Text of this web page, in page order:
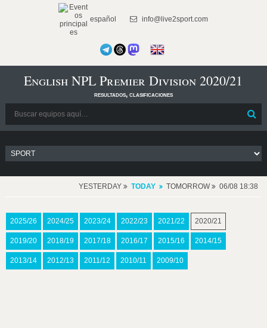
español info@live2sport.com
English NPL Premier Division 2020/21
resultados, clasificaciones
YESTERDAY TODAY TOMORROW 06/08 18:38
2025/26 2024/25 2023/24 2022/23 2021/22 2020/21
2019/20 2018/19 2017/18 2016/17 2015/16 2014/15
2013/14 2012/13 2011/12 2010/11 2009/10